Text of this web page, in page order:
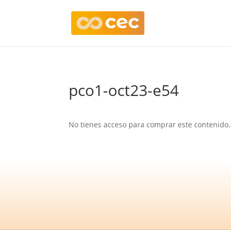
pco1-oct23-e54
No tienes acceso para comprar este contenido.